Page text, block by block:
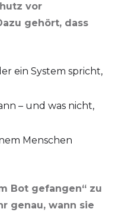
vor
gehört, dass
ein System spricht,
– und was nicht,
Menschen
Bot gefangen“ zu
genau, wann sie